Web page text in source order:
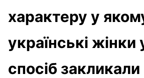
характеру у
українські жінки
спосіб закликали